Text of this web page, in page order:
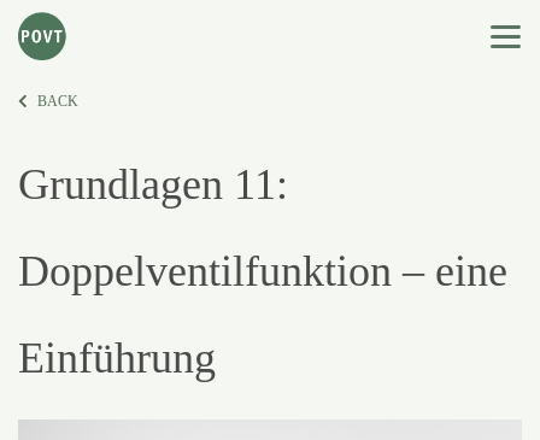
BACK
Grundlagen 11:
Doppelventilfunktion – eine
Einführung